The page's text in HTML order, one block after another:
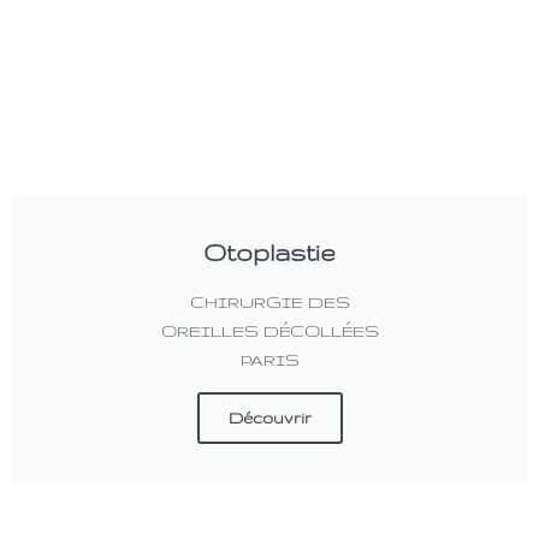
Otoplastie
CHIRURGIE DES
OREILLES DÉCOLLÉES
PARIS
Découvrir